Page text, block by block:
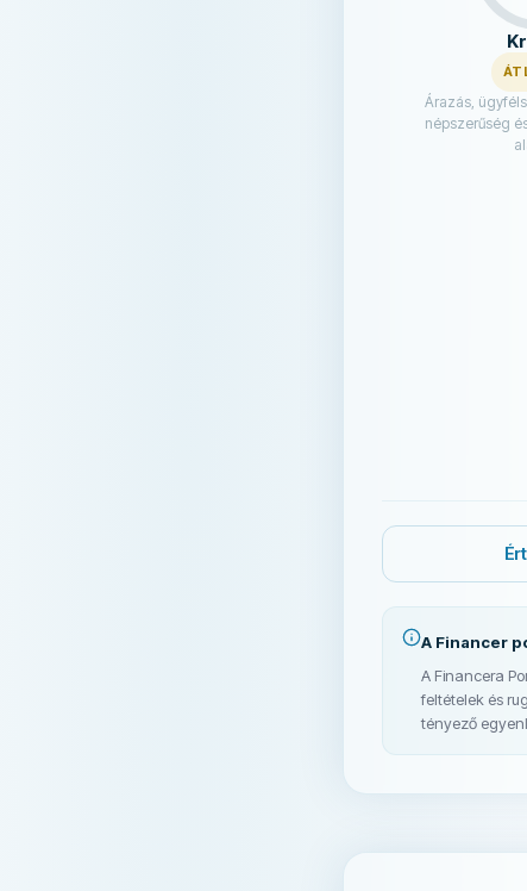
Árazás,
népszerűség
A Financer
A Financera
feltételek és
tényező